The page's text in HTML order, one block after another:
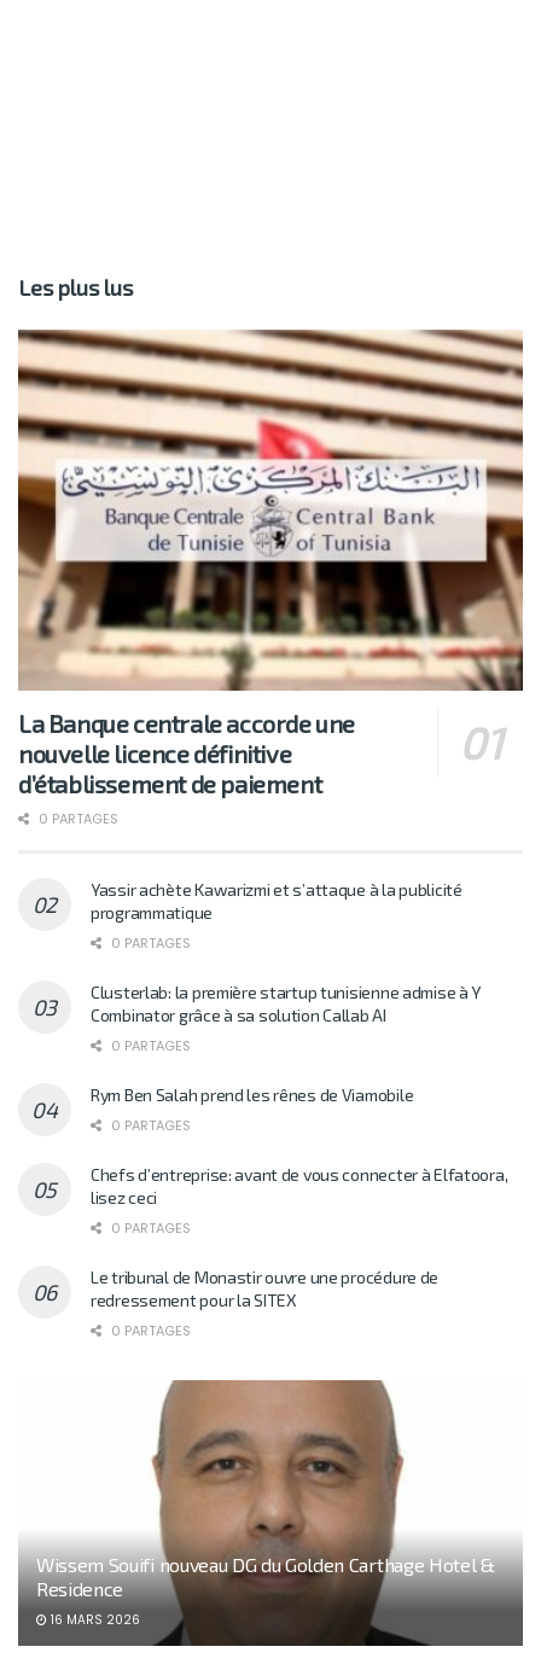
Les plus lus
La Banque centrale accorde une
nouvelle licence définitive
d’établissement de paiement
0 PARTAGES
Yassir achète Kawarizmi et s’attaque à la publicité
programmatique
0 PARTAGES
Clusterlab: la première startup tunisienne admise à Y
Combinator grâce à sa solution Callab AI
0 PARTAGES
Rym Ben Salah prend les rênes de Viamobile
0 PARTAGES
Chefs d’entreprise: avant de vous connecter à Elfatoora,
lisez ceci
0 PARTAGES
Le tribunal de Monastir ouvre une procédure de
redressement pour la SITEX
0 PARTAGES
Wissem Souifi nouveau DG du Golden Carthage Hotel &
Residence
16 MARS 2026